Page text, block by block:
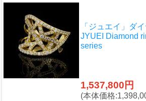
「ジュエイ」ダ
JYUEI Diamond
series
1,537,800円
(本体価格